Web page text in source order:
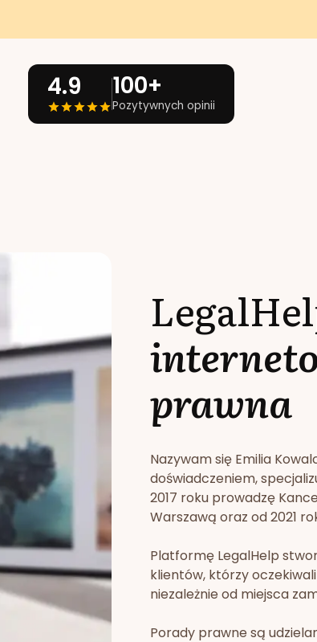
4.9 100+
Pozytywnych opinii
prawna
Nazywam się Emilia
doświadczeniem,
2017 roku prowadzę
Warszawą oraz od 2021
Platformę LegalHelp
klientów, którzy
niezależnie od miejsca
Porady prawne są